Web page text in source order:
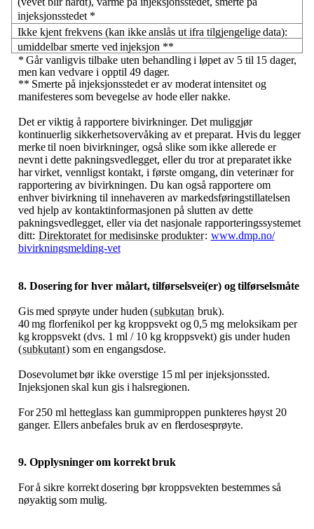
injeksjonsstedet *
Ikke kjent frekvens (kan ikke anslås ut ifra tilgjengelige data):
umiddelbar smerte ved injeksjon **
* Går vanligvis tilbake uten behandling i løpet av 5 til 15 dager,
men kan vedvare i opptil 49 dager.
** Smerte på injeksjonsstedet er av moderat intensitet og
manifesteres som bevegelse av hode ellernakke.
Det er viktig å rapportere bivirkninger. Det muliggjør
kontinuerlig sikkerhetsovervåking av et preparat. Hvis du legger
merke til noen bivirkninger, også slike som ikke allerede er
nevnt i dette pakningsvedlegget, eller du tror at preparatet ikke
har virket, vennligst kontakt, i første omgang, din veterinær for
rapportering av bivirkningen. Du kan også rapportere om
enhver bivirkning til innehaveren av markedsføringstillatelsen
ved hjelp av kontaktinformasjonen på slutten av dette
pakningsvedlegget, eller via det nasjonale rapporteringssystemet
ditt: Direktoratet for medisinske produkter: www.dmp.no​/​
bivirkningsmelding-vet
8. Dosering for hver målart, tilførselsvei(er) og tilførselsmåte
Gis med sprøyte under huden (subkutan bruk).
40 mg florfenikol per kg kroppsvekt og 0,5 mg meloksikam per
kg kroppsvekt (dvs. 1 ml / 10 kg kroppsvekt) gis under huden
(subkutant) som en engangsdose.
Dosevolumet bør ikke overstige 15 ml per injeksjonssted.
Injeksjonen skal kun gis i halsregionen.
For 250 ml hetteglass kan gummiproppen punkteres høyst 20
ganger. Ellers anbefales bruk av en flerdosesprøyte.
9. Opplysninger om korrekt bruk
For å sikre korrekt dosering bør kroppsvekten bestemmes så
nøyaktig som mulig.